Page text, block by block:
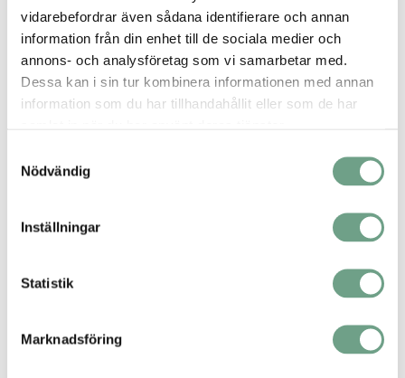
vidarebefordrar även sådana identifierare och annan
information från din enhet till de sociala medier och
annons- och analysföretag som vi samarbetar med.
Dessa kan i sin tur kombinera informationen med annan
information som du har tillhandahållit eller som de har
Nödvändig
Inställningar
Statistik
Marknadsföring
atmosfär med vätgasventilen FullX 11C01. Ventilens solida
design gör att den passar utmärkt för applikationer med